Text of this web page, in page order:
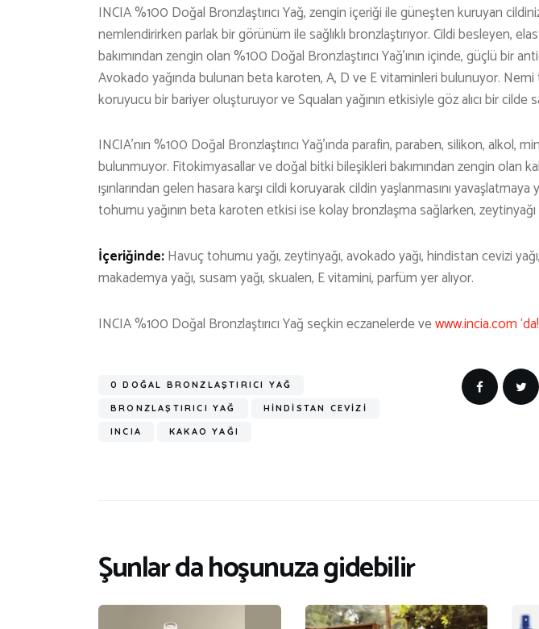
INCIA %100 Doğal Bronzlaştırıcı Yağ, zengin içeriği ile güneşten kuruyan
nemlendirirken parlak bir görünüm ile sağlıklı bronzlaştırıyor. Cildi besleyen,
bakımından zengin olan %100 Doğal Bronzlaştırıcı Yağ’ının içinde, güçlü bir
Avokado yağında bulunan beta karoten, A, D ve E vitaminleri bulunuyor.
koruyucu bir bariyer oluşturuyor ve Squalan yağının etkisiyle göz alıcı bir cilde
INCIA’nın %100 Doğal Bronzlaştırıcı Yağ’ında parafin, paraben, silikon, alkol,
bulunmuyor. Fitokimyasallar ve doğal bitki bileşikleri bakımından zengin olan
ışınlarından gelen hasara karşı cildi koruyarak cildin yaşlanmasını
tohumu yağının beta karoten etkisi ise kolay bronzlaşma sağlarken, zeytinyağı
İçeriğinde:Havuç tohumu yağı, zeytinyağı, avokado yağı, hindistan cevizi
makademya yağı, susam yağı, skualen, E vitamini, parfüm yer alıyor.
INCIA %100 Doğal Bronzlaştırıcı Yağ seçkin eczanelerde vewww.incia.com ‘da!
0 DOĞAL BRONZLAŞTIRICI YAĞ
BRONZLAŞTIRICI YAĞ HINDISTAN CEVIZI
INCIA KAKAO YAĞI
Şunlar da hoşunuza gidebilir